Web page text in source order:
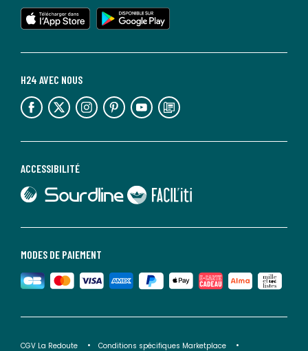
MODES DE PAIEMENT
ACCESSIBILITÉ
lien vers Sourdline
lien vers Faciliti
H24 AVEC NOUS
lien vers l'espace réseaux sociaux lien vers l'espace réseaux sociaux lien vers l'espace réseaux sociaux lien vers l'espace réseaux sociaux lien vers l'espace réseaux sociaux lien vers le blog la redoute
lien vers l'app store
lien vers google play
CGV La Redoute Conditions spécifiques Marketplace